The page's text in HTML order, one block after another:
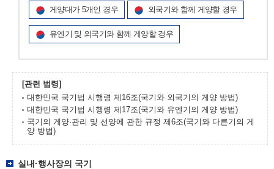
게양대가 5개인 경우 외국기와 함께 게양할 경우
유엔기 및 외국기와 함께 게양할 경우
[관련 법령]
대한민국 국기법 시행령 제16조(국기와 외국기의 게양 방법)
대한민국 국기법 시행령 제17조(국기와 유엔기의 게양 방법)
국기의 게양·관리 및 선양에 관한 규정 제6조(국기와 다른기의 게
양 방법)
실내·행사장의 국기